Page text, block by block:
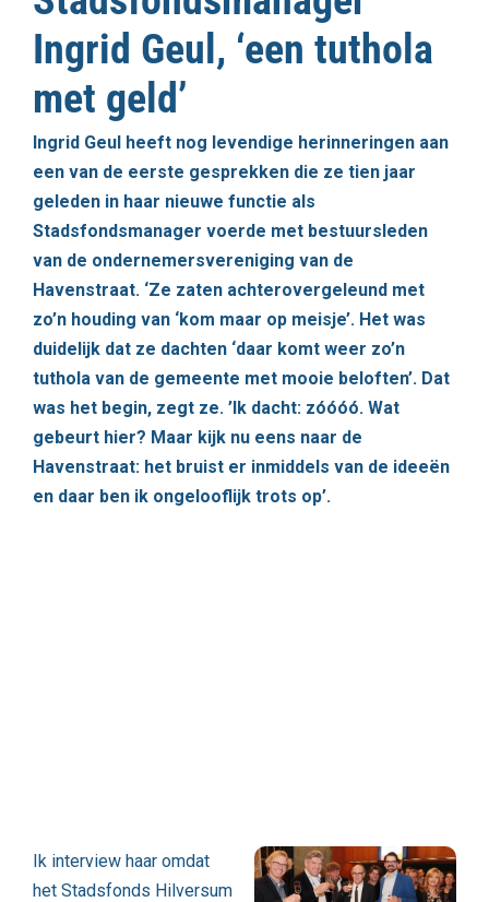
Ingrid Geul, ‘een tuthola
met geld’
Ingrid Geul heeft nog levendige herinneringen aan
een van de eerste gesprekken die ze tien jaar
geleden in haar nieuwe functie als
Stadsfondsmanager voerde met bestuursleden
van de ondernemersvereniging van de
Havenstraat. ‘Ze zaten achterovergeleund met
zo’n houding van ‘kom maar op meisje’. Het was
duidelijk dat ze dachten ‘daar komt weer zo’n
tuthola van de gemeente met mooie beloften’. Dat
was het begin, zegt ze. ’Ik dacht: zóóóó. Wat
gebeurt hier? Maar kijk nu eens naar de
Havenstraat: het bruist er inmiddels van de ideeën
en daar ben ik ongelooflijk trots op’.
Ik interview haar omdat
het Stadsfonds Hilversum